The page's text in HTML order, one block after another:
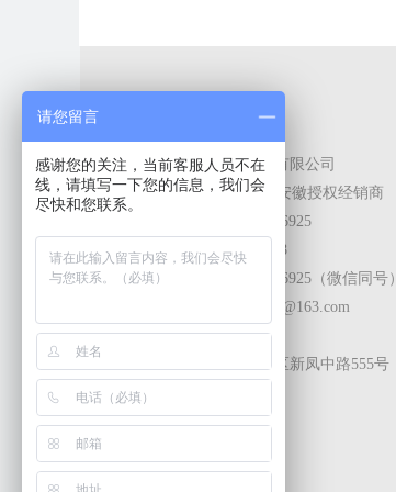
上海筠森包装材料有限公司
RUST-X上海,江苏,安徽授权经销商
电话：+86-13916136925
传真：021-60130708
手机：+86-13916136925（微信同号）
邮箱：13916136925@163.com
Q Q：1249655172
地址：上海市青浦区新凤中路555号
请您留言
感谢您的关注，当前客服人员不在
线，请填写一下您的信息，我们会
尽快和您联系。